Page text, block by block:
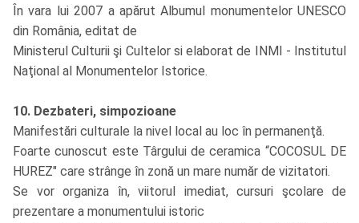
În vara lui 2007 a apărut Albumul monumentelor UNESCO
din România, editat de
Ministerul Culturii şi Cultelor si elaborat de INMI - Institutul
Naţional al Monumentelor Istorice.
10. Dezbateri, simpozioane
Manifestări culturale la nivel local au loc în permanenţă.
Foarte cunoscut este Târgului de ceramica “COCOSUL DE
HUREZ" care strânge în zonă un mare număr de vizitatori.
Se vor organiza în, viitorul imediat, cursuri şcolare de
prezentare a monumentului istoric